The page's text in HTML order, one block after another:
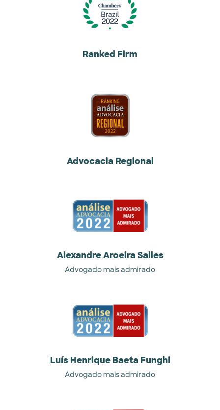
Ranked Firm
Advocacia Regional
Alexandre Aroeira Salles
Advogado mais admirado
Luís Henrique Baeta Funghi
Advogado mais admirado